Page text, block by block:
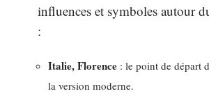
influences et symboles autour
:
Italie, Florence : le point de départ
la version moderne.